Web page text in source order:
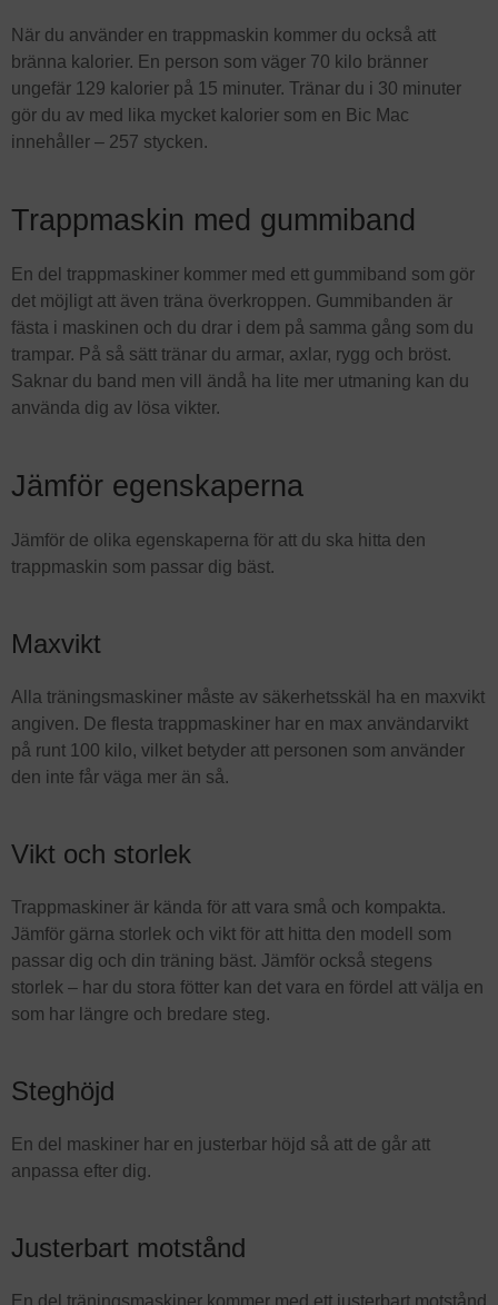
När du använder en trappmaskin kommer du också att
bränna kalorier. En person som väger 70 kilo bränner
ungefär 129 kalorier på 15 minuter. Tränar du i 30 minuter
gör du av med lika mycket kalorier som en Bic Mac
innehåller – 257 stycken.
Trappmaskin med gummiband
En del trappmaskiner kommer med ett gummiband som gör
det möjligt att även träna överkroppen. Gummibanden är
fästa i maskinen och du drar i dem på samma gång som du
trampar. På så sätt tränar du armar, axlar, rygg och bröst.
Saknar du band men vill ändå ha lite mer utmaning kan du
använda dig av lösa vikter.
Jämför egenskaperna
Jämför de olika egenskaperna för att du ska hitta den
trappmaskin som passar dig bäst.
Maxvikt
Alla träningsmaskiner måste av säkerhetsskäl ha en maxvikt
angiven. De flesta trappmaskiner har en max användarvikt
på runt 100 kilo, vilket betyder att personen som använder
den inte får väga mer än så.
Vikt och storlek
Trappmaskiner är kända för att vara små och kompakta.
Jämför gärna storlek och vikt för att hitta den modell som
passar dig och din träning bäst. Jämför också stegens
storlek – har du stora fötter kan det vara en fördel att välja en
som har längre och bredare steg.
Steghöjd
En del maskiner har en justerbar höjd så att de går att
anpassa efter dig.
Justerbart motstånd